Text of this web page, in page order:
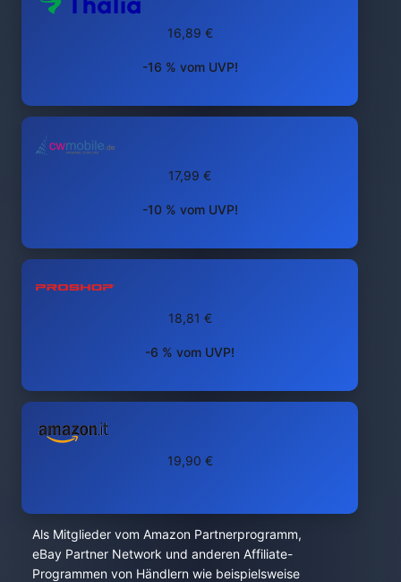
16,89 €
-16 % vom UVP!
17,99 €
-10 % vom UVP!
18,81 €
-6 % vom UVP!
19,90 €
Als Mitglieder vom Amazon Partnerprogramm,
eBay Partner Network und anderen Affiliate-
Programmen von Händlern wie beispielsweise